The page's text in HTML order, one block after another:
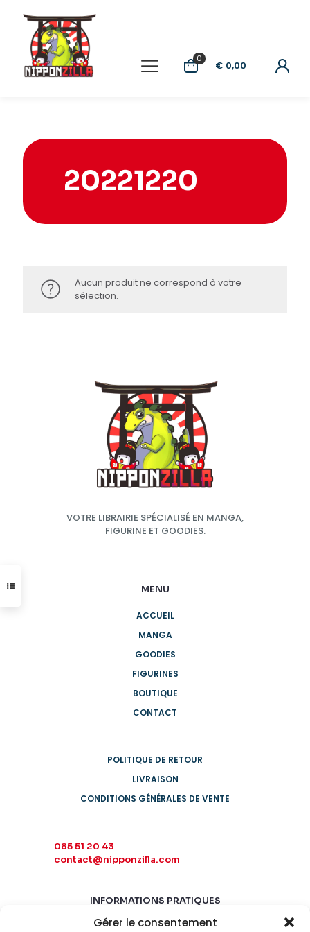
Gérer le consentement
0
€ 0,00
20221220
Aucun produit ne correspond à votre
sélection.
VOTRE LIBRAIRIE SPÉCIALISÉ EN MANGA,
FIGURINE ET GOODIES.
MENU
ACCUEIL
MANGA
GOODIES
FIGURINES
BOUTIQUE
CONTACT
POLITIQUE DE RETOUR
LIVRAISON
CONDITIONS GÉNÉRALES DE VENTE
085 51 20 43
contact@nipponzilla.com
INFORMATIONS PRATIQUES
MARDI-SAMEDI